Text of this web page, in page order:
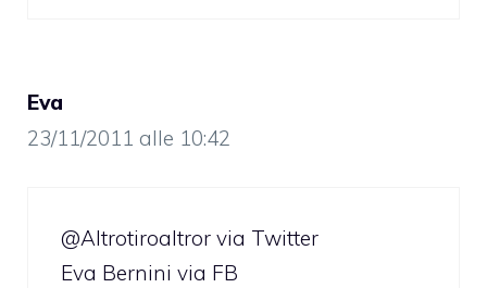
Eva
23/11/2011 alle 10:42
@Altrotiroaltror via Twitter
Eva Bernini via FB